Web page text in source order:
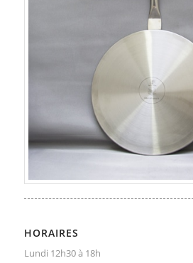
HORAIRES
Lundi 12h30 à 18h